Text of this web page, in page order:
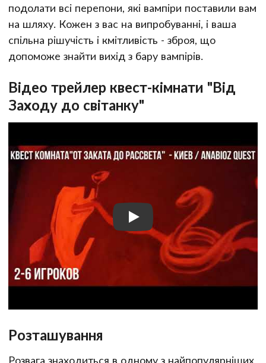
подолати всі перепони, які вампіри поставили вам
на шляху. Кожен з вас на випробуванні, і ваша
спільна рішучість і кмітливість - зброя, що
допоможе знайти вихід з бару вампірів.
Відео трейлер квест-кімнати "Від
Заходу до світанку"
Розташування
Розвага знаходиться в одному з найпопулярніших